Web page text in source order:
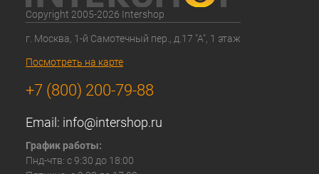
Copyright 2005-2026 Intershop
г. Москва, 1-й Самотечный пер., д.17 "А", 1 этаж
Посмотреть на карте
+7 (800) 200-79-88
Email: info@intershop.ru
График работы:
Пнд-чтв: с 9:30 до 18:00